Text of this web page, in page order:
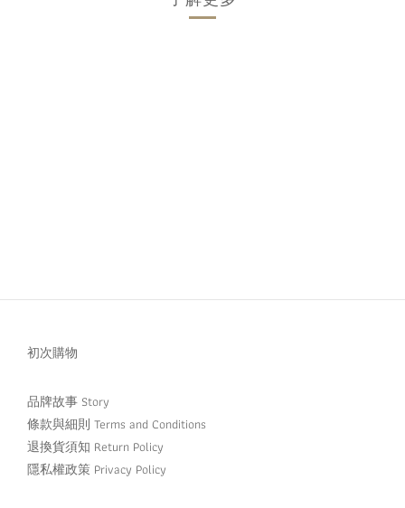
初次購物
品牌故事 Story
條款與細則 Terms and Conditions
退換貨須知 Return Policy
隱私權政策 Privacy Policy